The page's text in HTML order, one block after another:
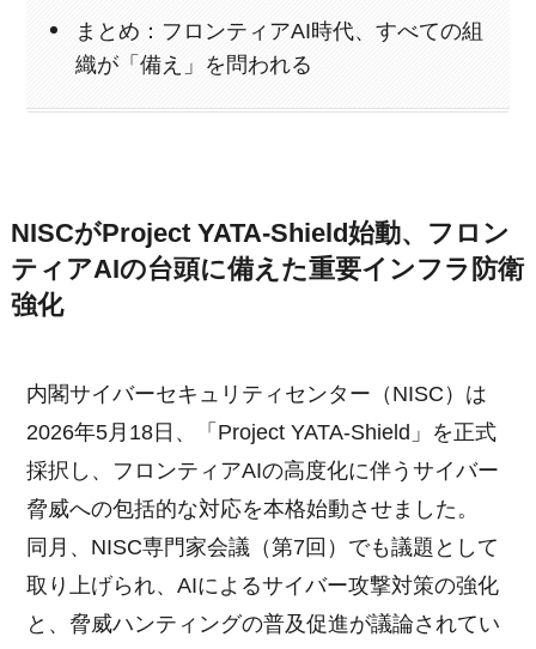
まとめ：フロンティアAI時代、すべての組
織が「備え」を問われる
NISCがProject YATA-Shield始動、フロン
ティアAIの台頭に備えた重要インフラ防衛
強化
内閣サイバーセキュリティセンター（NISC）は
2026年5月18日、「Project YATA-Shield」を正式
採択し、フロンティアAIの高度化に伴うサイバー
脅威への包括的な対応を本格始動させました。
同月、NISC専門家会議（第7回）でも議題として
取り上げられ、AIによるサイバー攻撃対策の強化
と、脅威ハンティングの普及促進が議論されてい